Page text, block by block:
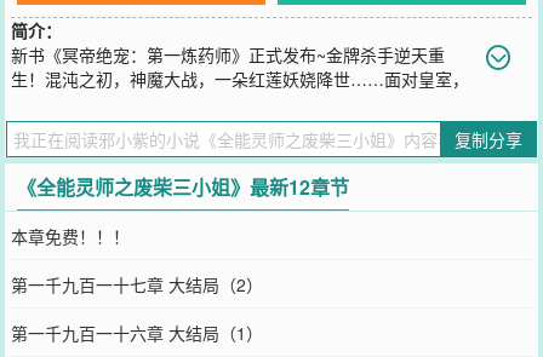
简介：
新书《冥帝绝宠：第一炼药师》正式发布~金牌杀手逆天重
生！混沌之初，神魔大战，一朵红莲妖娆降世……面对皇室，
一代一双人，你，给不起！”紫家废物嫡女，一朝觉醒，一双凤眸祸
世，她不再是她……
您要是觉得《全能灵师之废柴三小姐》还不错的话请不要忘记向您QQ
群和微博微信里的朋友推荐哦！
复制分享
《全能灵师之废柴三小姐》最新12章节
本章免费！！！
第一千九百一十七章 大结局（2）
第一千九百一十六章 大结局（1）